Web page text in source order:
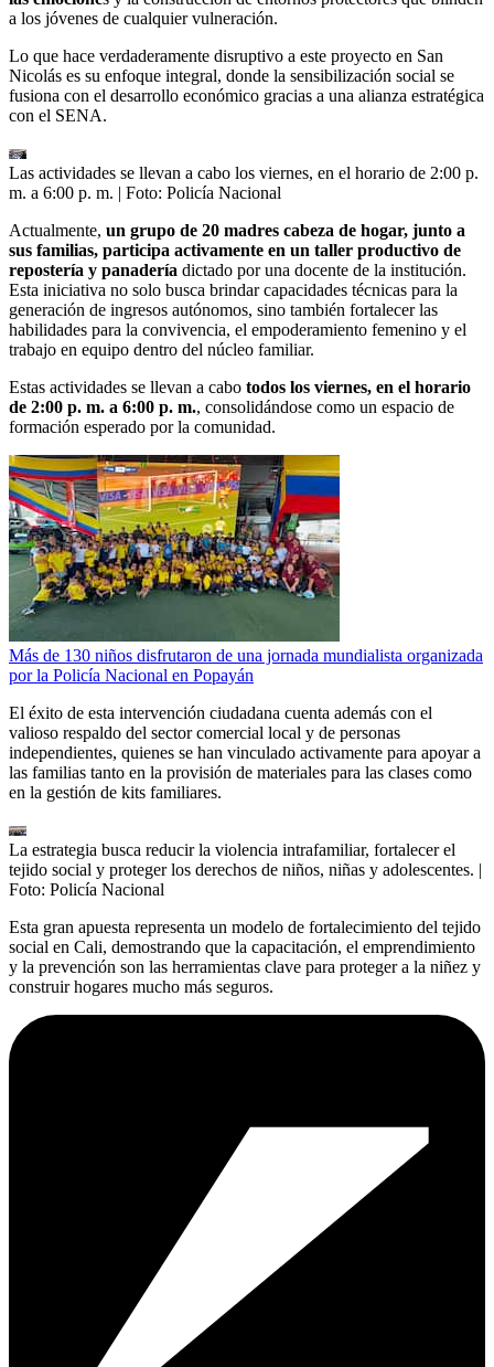
a los jóvenes de cualquier vulneración.
Lo que hace verdaderamente disruptivo a este proyecto en San
Nicolás es su enfoque integral, donde la sensibilización social se
fusiona con el desarrollo económico gracias a una alianza estratégica
con el SENA.
Las actividades se llevan a cabo los viernes, en el horario de 2:00 p.
m. a 6:00 p. m. | Foto: Policía Nacional
Actualmente, un grupo de 20 madres cabeza de hogar, junto a
sus familias, participa activamente en un taller productivo de
repostería y panadería dictado por una docente de la institución.
Esta iniciativa no solo busca brindar capacidades técnicas para la
generación de ingresos autónomos, sino también fortalecer las
habilidades para la convivencia, el empoderamiento femenino y el
trabajo en equipo dentro del núcleo familiar.
Estas actividades se llevan a cabo todos los viernes, en el horario
de 2:00 p. m. a 6:00 p. m., consolidándose como un espacio de
formación esperado por la comunidad.
Más de 130 niños disfrutaron de una jornada mundialista organizada
por la Policía Nacional en Popayán
El éxito de esta intervención ciudadana cuenta además con el
valioso respaldo del sector comercial local y de personas
independientes, quienes se han vinculado activamente para apoyar a
las familias tanto en la provisión de materiales para las clases como
en la gestión de kits familiares.
La estrategia busca reducir la violencia intrafamiliar, fortalecer el
tejido social y proteger los derechos de niños, niñas y adolescentes. |
Foto: Policía Nacional
Esta gran apuesta representa un modelo de fortalecimiento del tejido
social en Cali, demostrando que la capacitación, el emprendimiento
y la prevención son las herramientas clave para proteger a la niñez y
construir hogares mucho más seguros.